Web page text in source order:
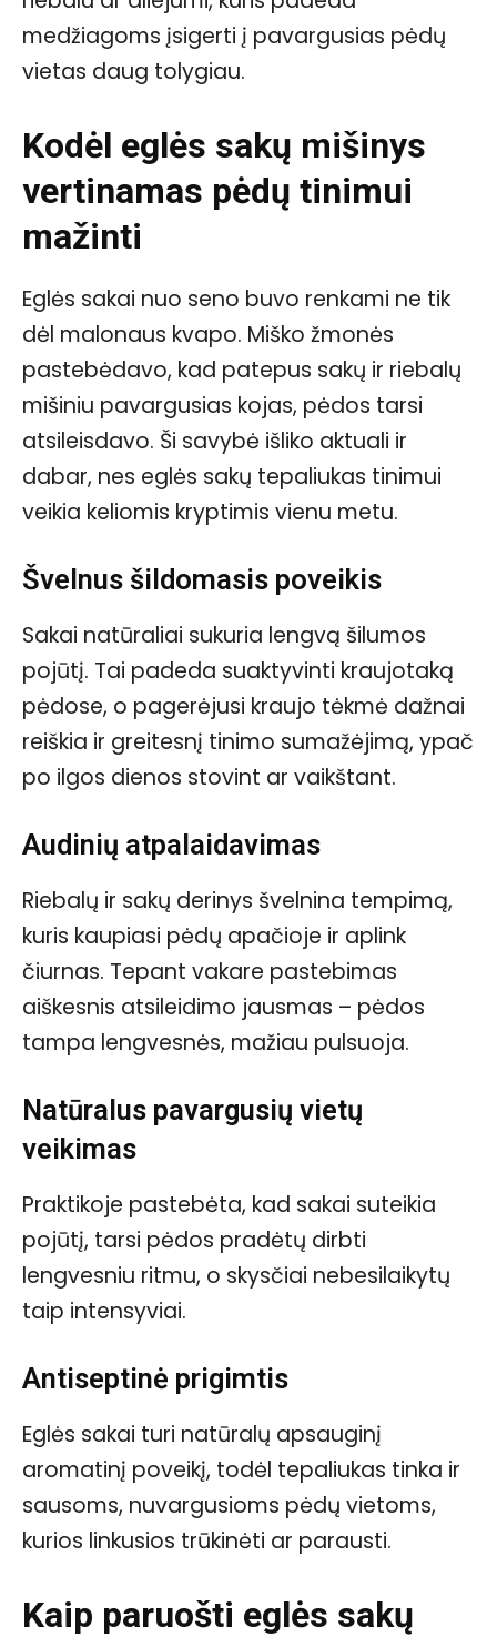
medžiagoms įsigerti į pavargusias pėdų
vietas daug tolygiau.
Kodėl eglės sakų mišinys
vertinamas pėdų tinimui
mažinti
Eglės sakai nuo seno buvo renkami ne tik
dėl malonaus kvapo. Miško žmonės
pastebėdavo, kad patepus sakų ir riebalų
mišiniu pavargusias kojas, pėdos tarsi
atsileisdavo. Ši savybė išliko aktuali ir
dabar, nes eglės sakų tepaliukas tinimui
veikia keliomis kryptimis vienu metu.
Švelnus šildomasis poveikis
Sakai natūraliai sukuria lengvą šilumos
pojūtį. Tai padeda suaktyvinti kraujotaką
pėdose, o pagerėjusi kraujo tėkmė dažnai
reiškia ir greitesnį tinimo sumažėjimą, ypač
po ilgos dienos stovint ar vaikštant.
Audinių atpalaidavimas
Riebalų ir sakų derinys švelnina tempimą,
kuris kaupiasi pėdų apačioje ir aplink
čiurnas. Tepant vakare pastebimas
aiškesnis atsileidimo jausmas – pėdos
tampa lengvesnės, mažiau pulsuoja.
Natūralus pavargusių vietų
veikimas
Praktikoje pastebėta, kad sakai suteikia
pojūtį, tarsi pėdos pradėtų dirbti
lengvesniu ritmu, o skysčiai nebesilaikytų
taip intensyviai.
Antiseptinė prigimtis
Eglės sakai turi natūralų apsauginį
aromatinį poveikį, todėl tepaliukas tinka ir
sausoms, nuvargusioms pėdų vietoms,
kurios linkusios trūkinėti ar parausti.
Kaip paruošti eglės sakų